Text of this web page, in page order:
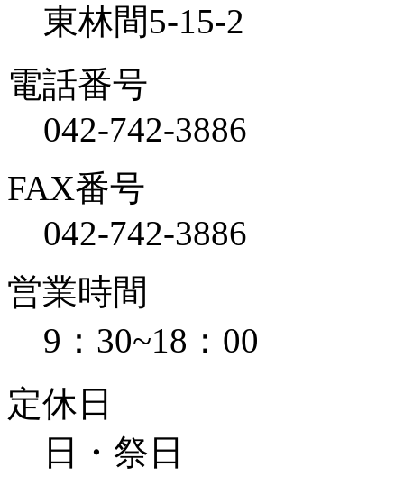
東林間5-15-2
電話番号
042-742-3886
FAX番号
042-742-3886
営業時間
9：30~18：00
定休日
日・祭日